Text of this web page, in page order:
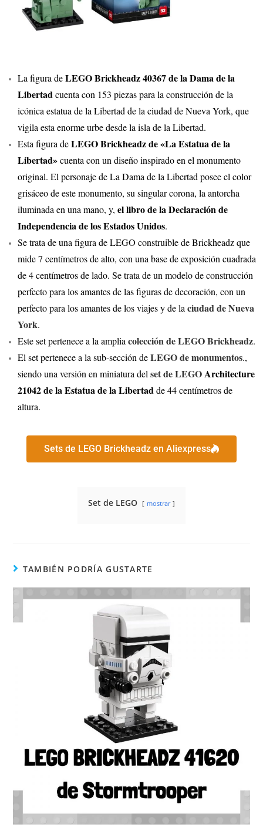
La figura deLEGO Brickheadz 40367 de la Dama de la
Libertadcuenta con 153 piezas para la construcción de la
icónica estatua de la Libertad de la ciudad de Nueva York, que
vigila esta enorme urbe desde la isla de la Libertad.
Esta figura deLEGO Brickheadz de «La Estatua de la
Libertad»cuenta con un diseño inspirado en el monumento
original. El personaje de La Dama de la Libertad posee el color
grisáceo de este monumento, su singular corona, la antorcha
iluminada en una mano, y, el libro de la Declaración de
Independencia de los Estados Unidos.
Se trata de una figura de LEGO construible de Brickheadz que
mide 7 centímetros de alto, con una base de exposición cuadrada
de 4 centímetros de lado. Se trata de un modelo de construcción
perfecto para los amantes de las figuras de decoración, con un
perfecto para los amantes de los viajes y de laciudad de Nueva
York.
Este set pertenece a la ampliacolección de LEGO Brickheadz.
El set pertenece a la sub-sección deLEGO de monumentos.,
siendo una versión en miniatura delset de LEGOArchitecture
21042 de la Estatua de la Libertadde 44 centímetros de
altura.
Sets de LEGO Brickheadz en Aliexpress
Set de LEGO mostrar
TAMBIÉN PODRÍA GUSTARTE